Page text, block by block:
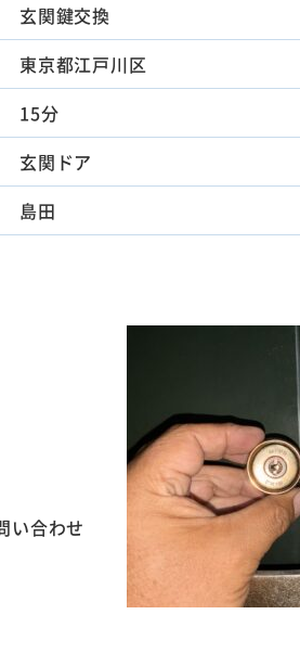
玄関鍵交換
東京都江戸川区
15分
玄関ドア
島田
い合わせ